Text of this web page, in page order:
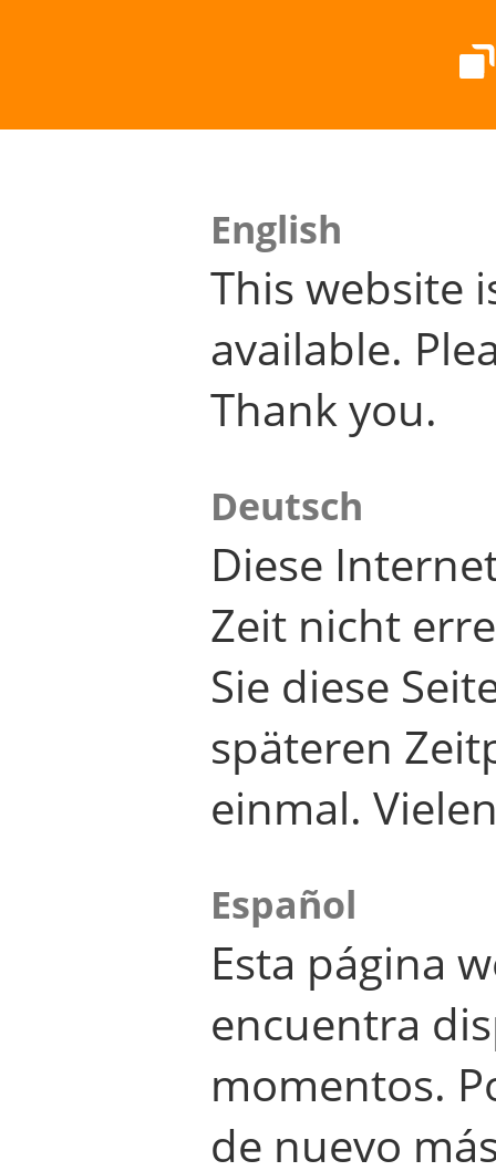
English
This website
available.
Thank you.
Deutsch
Diese
Zeit nicht
Sie diese
späteren
einmal.
Español
Esta página
encuentra
momentos.
de nuevo